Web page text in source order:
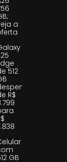
a
512
R$
GB